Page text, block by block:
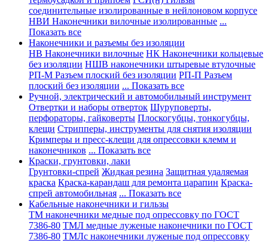
соединительные изолированные в нейлоновом корпусе
НВИ Наконечники вилочные изолированные ...
Показать все
Наконечники и разъемы без изоляции
НВ Наконечники вилочные НК Наконечники кольцевые
без изоляции НШВ наконечники штыревые втулочные
РП-М Разъем плоский без изоляции РП-П Разъем
плоский без изоляции ... Показать все
Ручной, электрический и автомобильный инструмент
Отвертки и наборы отверток Шуруповерты,
перфораторы, гайковерты Плоскогубцы, тонкогубцы,
клещи Стрипперы, инструменты для снятия изоляции
Кримперы и пресс-клещи для опрессовки клемм и
наконечников ... Показать все
Краски, грунтовки, лаки
Грунтовки-спрей Жидкая резина Защитная удаляемая
краска Краска-карандаш для ремонта царапин Краска-
спрей автомобильная ... Показать все
Кабельные наконечники и гильзы
ТМ наконечники медные под опрессовку по ГОСТ
7386-80 ТМЛ медные луженые наконечники по ГОСТ
7386-80 ТМЛс наконечники луженые под опрессовку